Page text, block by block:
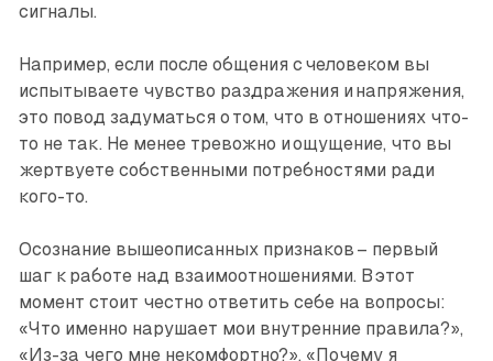
сигналы.
Например, если после общения с человеком вы
испытываете чувство раздражения и напряжения,
это повод задуматься о том, что в отношениях что-
то не так. Не менее тревожно и ощущение, что вы
жертвуете собственными потребностями ради
кого-то.
Осознание вышеописанных признаков – первый
шаг к работе над взаи­моотношениями. В этот
момент стоит честно ответить себе на вопросы:
«Что именно нарушает мои внутренние правила?»,
«Из-за чего мне некомфортно?», «Почему я